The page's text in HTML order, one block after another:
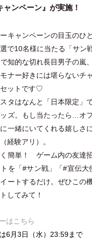
ャンペーン』が実施！
キャンペーンの目玉のひ
で10名様に当たる 「サン
知的な切れ長目男子の嵐
ナー好きには堪らないチ
セットです♡
タはなんと
「 日本限定 」
ズ。もし当たったら…オ
一緒にいてくれる嬉しさ
（経験アリ ）
。
簡単！ ゲーム内の友達
を 「#サン戦」 「#宣伝大
ートするだけ。ぜひこの
してみて！
はこちら
6月3日
（水） 23:59まで